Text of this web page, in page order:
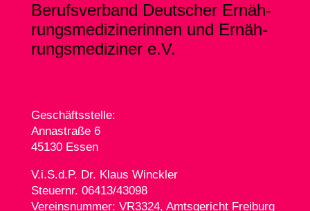
Berufs­ver­band Deut­scher Ernäh­
rungs­me­di­zi­ne­rin­nen und Ernäh­
rungs­me­di­zi­ner e.V.
Geschäfts­stel­le:
Anna­stra­ße 6
45130 Essen
V.i.S.d.P. Dr. Klaus Win­ck­ler
Steu­ernr. 06413/43098
Ver­eins­num­mer: VR3324, Amts­ge­richt Freiburg